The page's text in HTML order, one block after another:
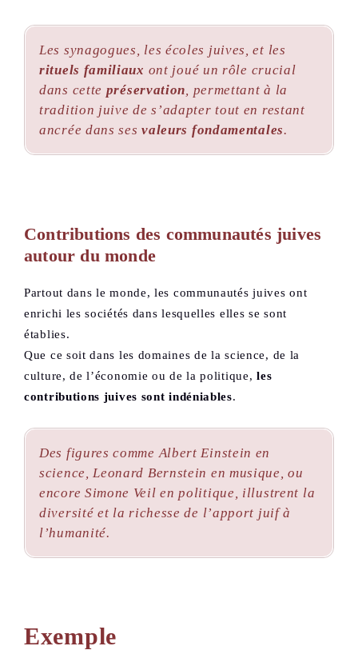
Les synagogues, les écoles juives, et les
rituels familiaux ont joué un rôle crucial
dans cette préservation , permettant à la
tradition juive de s’adapter tout en restant
ancrée dans sesvaleurs fondamentales.
Contributions des communautés juives
autour du monde
Partout dans le monde, les communautés juives ont
enrichi les sociétés dans lesquelles elles se sont
établies.
Que ce soit dans les domaines de la science, de la
culture, de l’économie ou de la politique,les
contributions juives sont indéniables.
Des figures comme Albert Einstein en
science, Leonard Bernstein en musique, ou
encore Simone Veil en politique, illustrent la
diversité et la richesse de l’apport juif à
l’humanité.
Exemple